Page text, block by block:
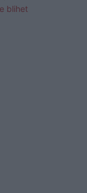
blihet